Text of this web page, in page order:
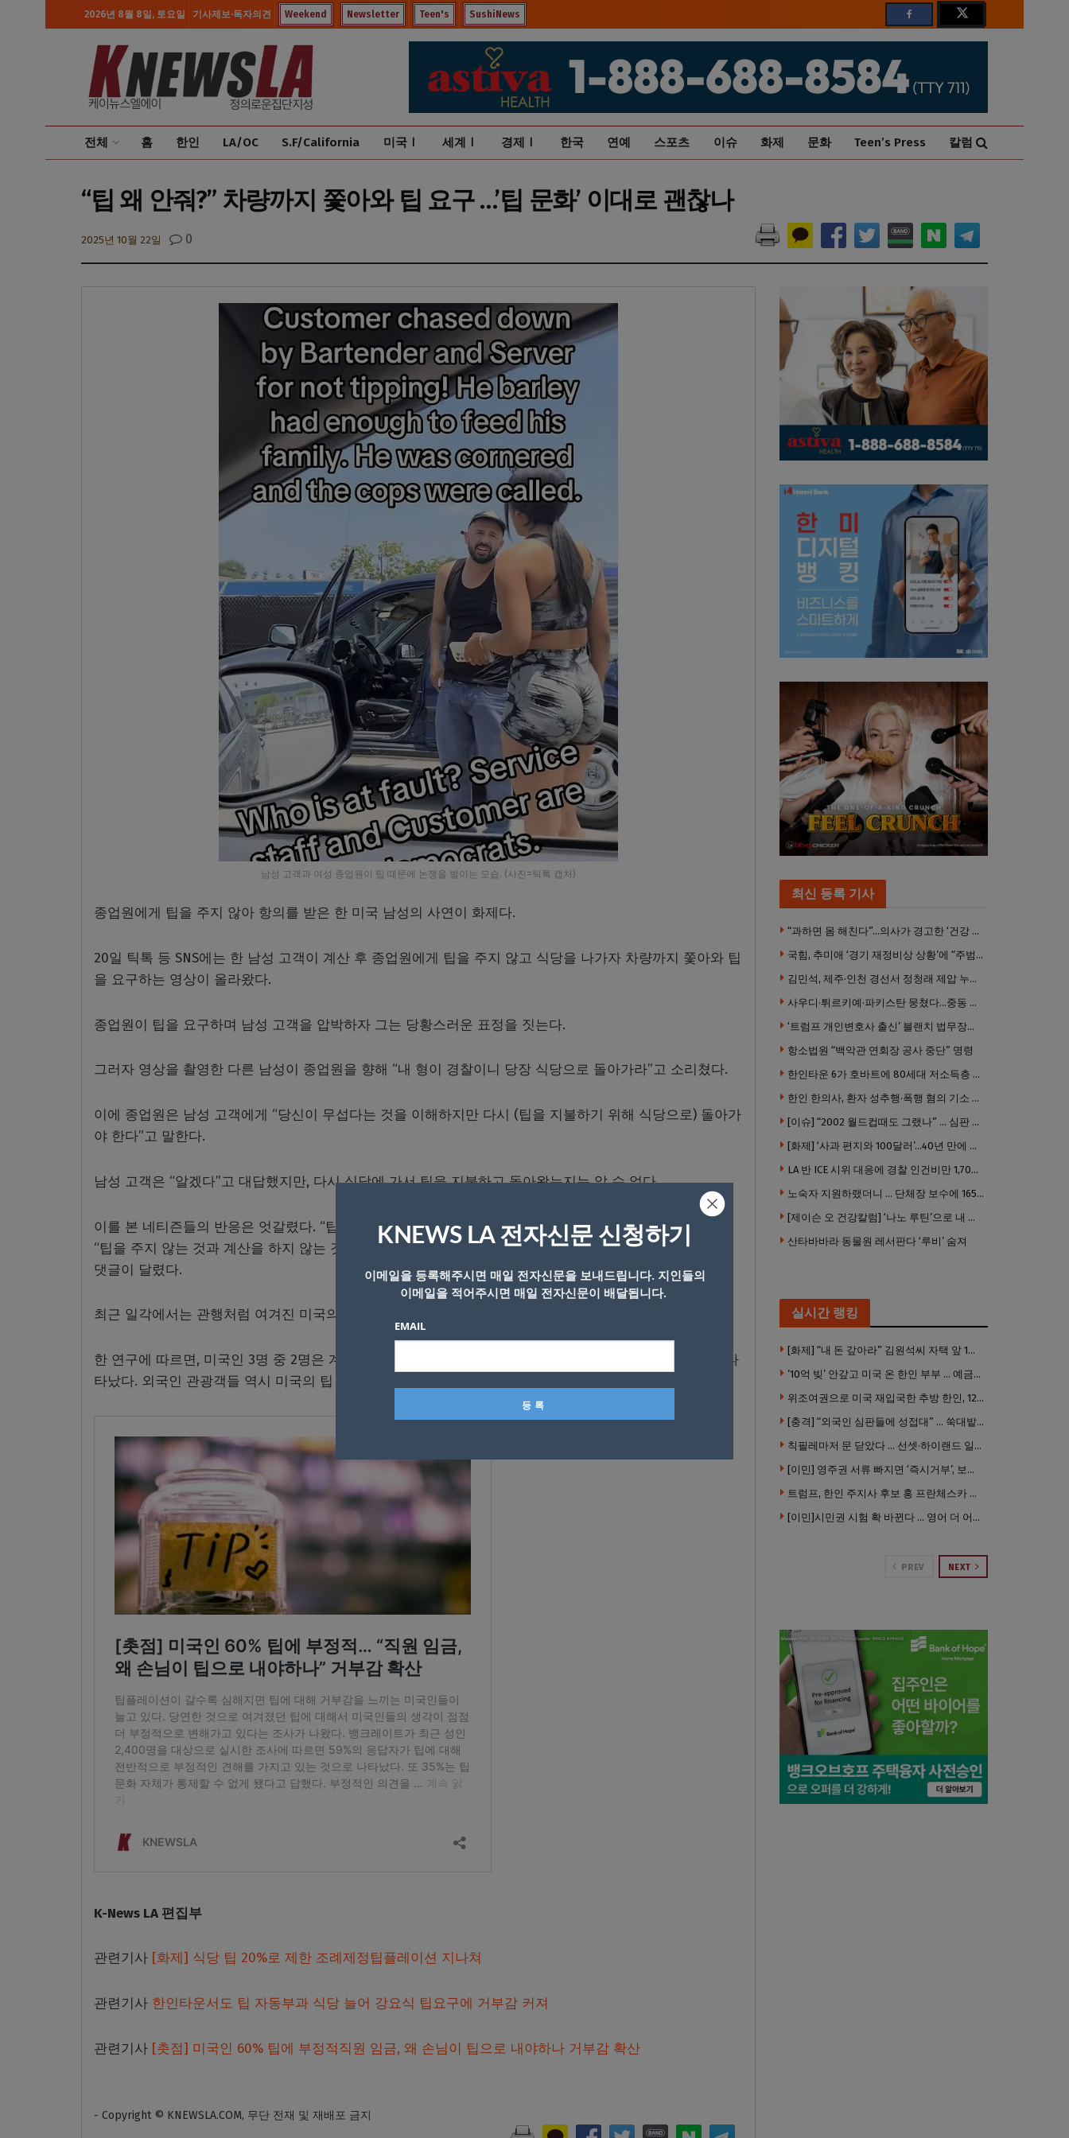
2026년 8월 8일, 토요일 기사제보·독자의견 Weekend Newsletter Teen's SushiNews
전체 홈 한인 LA/OC S.F/California 미국Ⅰ 세계Ⅰ 경제Ⅰ 한국 연예 스포츠 이슈 화제 문화 Teen’s Press 칼럼
“팁 왜 안줘?” 차량까지 쫓아와 팁 요구 …’팁 문화’ 이대로 괜찮나
2025년 10월 22일 0
남성 고객과 여성 종업원이 팁 때문에 논쟁을 벌이는 모습. (사진=틱톡 캡처)
종업원에게 팁을 주지 않아 항의를 받은 한 미국 남성의 사연이 화제다.
20일 틱톡 등 SNS에는 한 남성 고객이 계산 후 종업원에게 팁을 주지 않고 식당을 나가자 차량까지 쫓아와 팁
을 요구하는 영상이 올라왔다.
종업원이 팁을 요구하며 남성 고객을 압박하자 그는 당황스러운 표정을 짓는다.
그러자 영상을 촬영한 다른 남성이 종업원을 향해 “내 형이 경찰이니 당장 식당으로 돌아가라”고 소리쳤다.
이에 종업원은 남성 고객에게 “당신이 무섭다는 것을 이해하지만 다시 (팁을 지불하기 위해 식당으로) 돌아가
야 한다”고 말한다.
남성 고객은 “알겠다”고 대답했지만, 다시 식당에 가서 팁을 지불하고 돌아왔는지는 알 수 없다.
이를 본 네티즌들의 반응은 엇갈렸다. “팁이 의무는 아니지만 줄 생각이 없었으면 외식은 하지 말아야 했다”,
“팁을 주지 않는 것과 계산을 하지 않는 것은 다르다”, “돈을 더 벌고 싶으면 다른 직업을 구해라” 등 다양한
댓글이 달렸다.
최근 일각에서는 관행처럼 여겨진 미국의 ‘팁 문화’가 너무 과하다는 의견이 불거진다.
한 연구에 따르면, 미국인 3명 중 2명은 계산 시 팁을 주라는 종업원의 말에 ‘강요를 느껴 지출’하는 것으로 나
타났다. 외국인 관광객들 역시 미국의 팁 문화를 터무니없다고 생각한다고 밝혔다.
K-News LA 편집부
관련기사 [화제] 식당 팁 20%로 제한 조례제정팁플레이션 지나쳐
관련기사 한인타운서도 팁 자동부과 식당 늘어 강요식 팁요구에 거부감 커져
관련기사 [촛점] 미국인 60% 팁에 부정적직원 임금, 왜 손님이 팁으로 내야하나 거부감 확산
- Copyright © KNEWSLA.COM, 무단 전재 및 재배포 금지
최신 등록 기사
“과하면 몸 해친다”…의사가 경고한 ‘건강 습관’ 5가지
국힘, 추미애 ‘경기 재정비상 상황’에 “주범은 이재명 전 지사”
김민석, 제주·인천 경선서 정청래 제압 누적 1위 탈환
사우디·튀르키예·파키스탄 뭉쳤다…중동 새 안보축 부상하나
‘트럼프 개인변호사 출신’ 블랜치 법무장관 인준…상원 50대49 가결
항소법원 “백악관 연회장 공사 중단” 명령
한인타운 6가 호바트에 80세대 저소득층 아파트 준공
한인 한의사, 환자 성추행·폭행 혐의 기소 … 면허 긴급정지
[이슈] “2002 월드컵때도 그랬나” … 심판 성접대 의혹 해외로 일파만파, 4강 신화까지 불똥
[화제] ‘사과 편지와 100달러’…40년 만에 훔친 책 돌려준 절도범
LA 반 ICE 시위 대응에 경찰 인건비만 1,700만 달러 썼다.
노숙자 지원하랬더니 … 단체장 보수에 165만 달러 ‘펑펑’
[제이슨 오 건강칼럼] ‘나노 루틴’으로 내 몸 기적 만들기
산타바바라 동물원 레서판다 ‘루비’ 숨져
실시간 랭킹
[화제] “내 돈 갚아라” 김원석씨 자택 앞 1인 광대 시위 … 한인 투자사, “108만 달러 못받아”
’10억 빚’ 안갚고 미국 온 한인 부부 … 예금보험공사, 미국서 소송
위조여권으로 미국 재입국한 추방 한인, 120만 달러 은행 사기 행각
[충격] “외국인 심판들에 성접대” … 쑥대밭된 축협 어디까지 추락하나
칙필레마저 문 닫았다 … 선셋·하이랜드 일대 ‘황량한 거리’로
[이민] 영주권 서류 빠지면 ‘즉시거부’, 보완기회 없다 … 이민심사 8월부터 확 바뀐다
트럼프, 한인 주지사 후보 홍 프란체스카 정조준 … “미치광이다”
[이민]시민권 시험 확 바뀐다 … 영어 더 어렵게, 민간시험 도입 추진
PREV NEXT
KNEWS LA 전자신문 신청하기
이메일을 등록해주시면 매일 전자신문을 보내드립니다. 지인들의
이메일을 적어주시면 매일 전자신문이 배달됩니다.
EMAIL